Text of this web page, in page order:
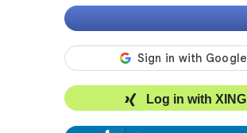
Log in with XING